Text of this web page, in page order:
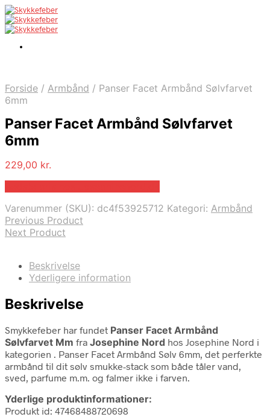
Forside / Armbånd / Panser Facet Armbånd Sølvfarvet
6mm
Panser Facet Armbånd Sølvfarvet
6mm
229,00 kr.
Varenummer (SKU): dc4f53925712 Kategori: Armbånd
Previous Product
Next Product
Beskrivelse
Yderligere information
Beskrivelse
Smykkefeber har fundet Panser Facet Armbånd
Sølvfarvet Mm fra Josephine Nord hos Josephine Nord i
kategorien . Panser Facet Armbånd Sølv 6mm, det perferkte
armbånd til dit sølv smukke-stack som både tåler vand,
sved, parfume m.m. og falmer ikke i farven.
Yderlige produktinformationer:
Produkt id: 47468488720698